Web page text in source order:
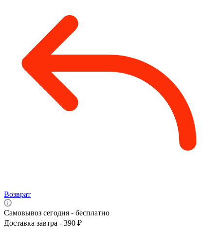
Возврат
Самовывоз сегодня - бесплатно
Доставка завтра - 390 ₽